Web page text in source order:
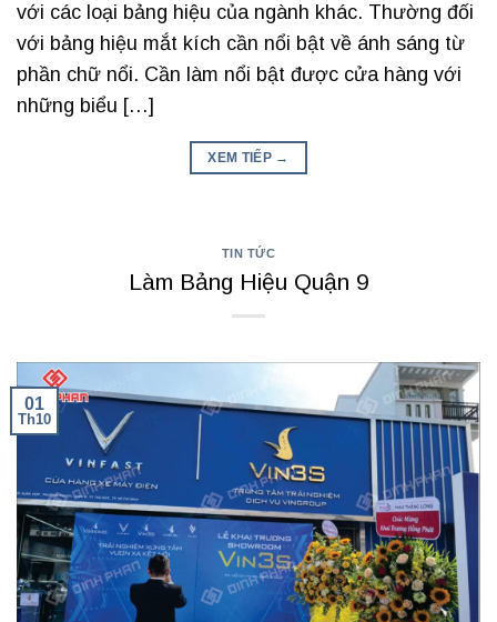
với các loại bảng hiệu của ngành khác. Thường đối
với bảng hiệu mắt kích cần nổi bật về ánh sáng từ
phần chữ nổi. Cần làm nổi bật được cửa hàng với
những biểu […]
XEM TIẾP →
TIN TỨC
Làm Bảng Hiệu Quận 9
01
Th10